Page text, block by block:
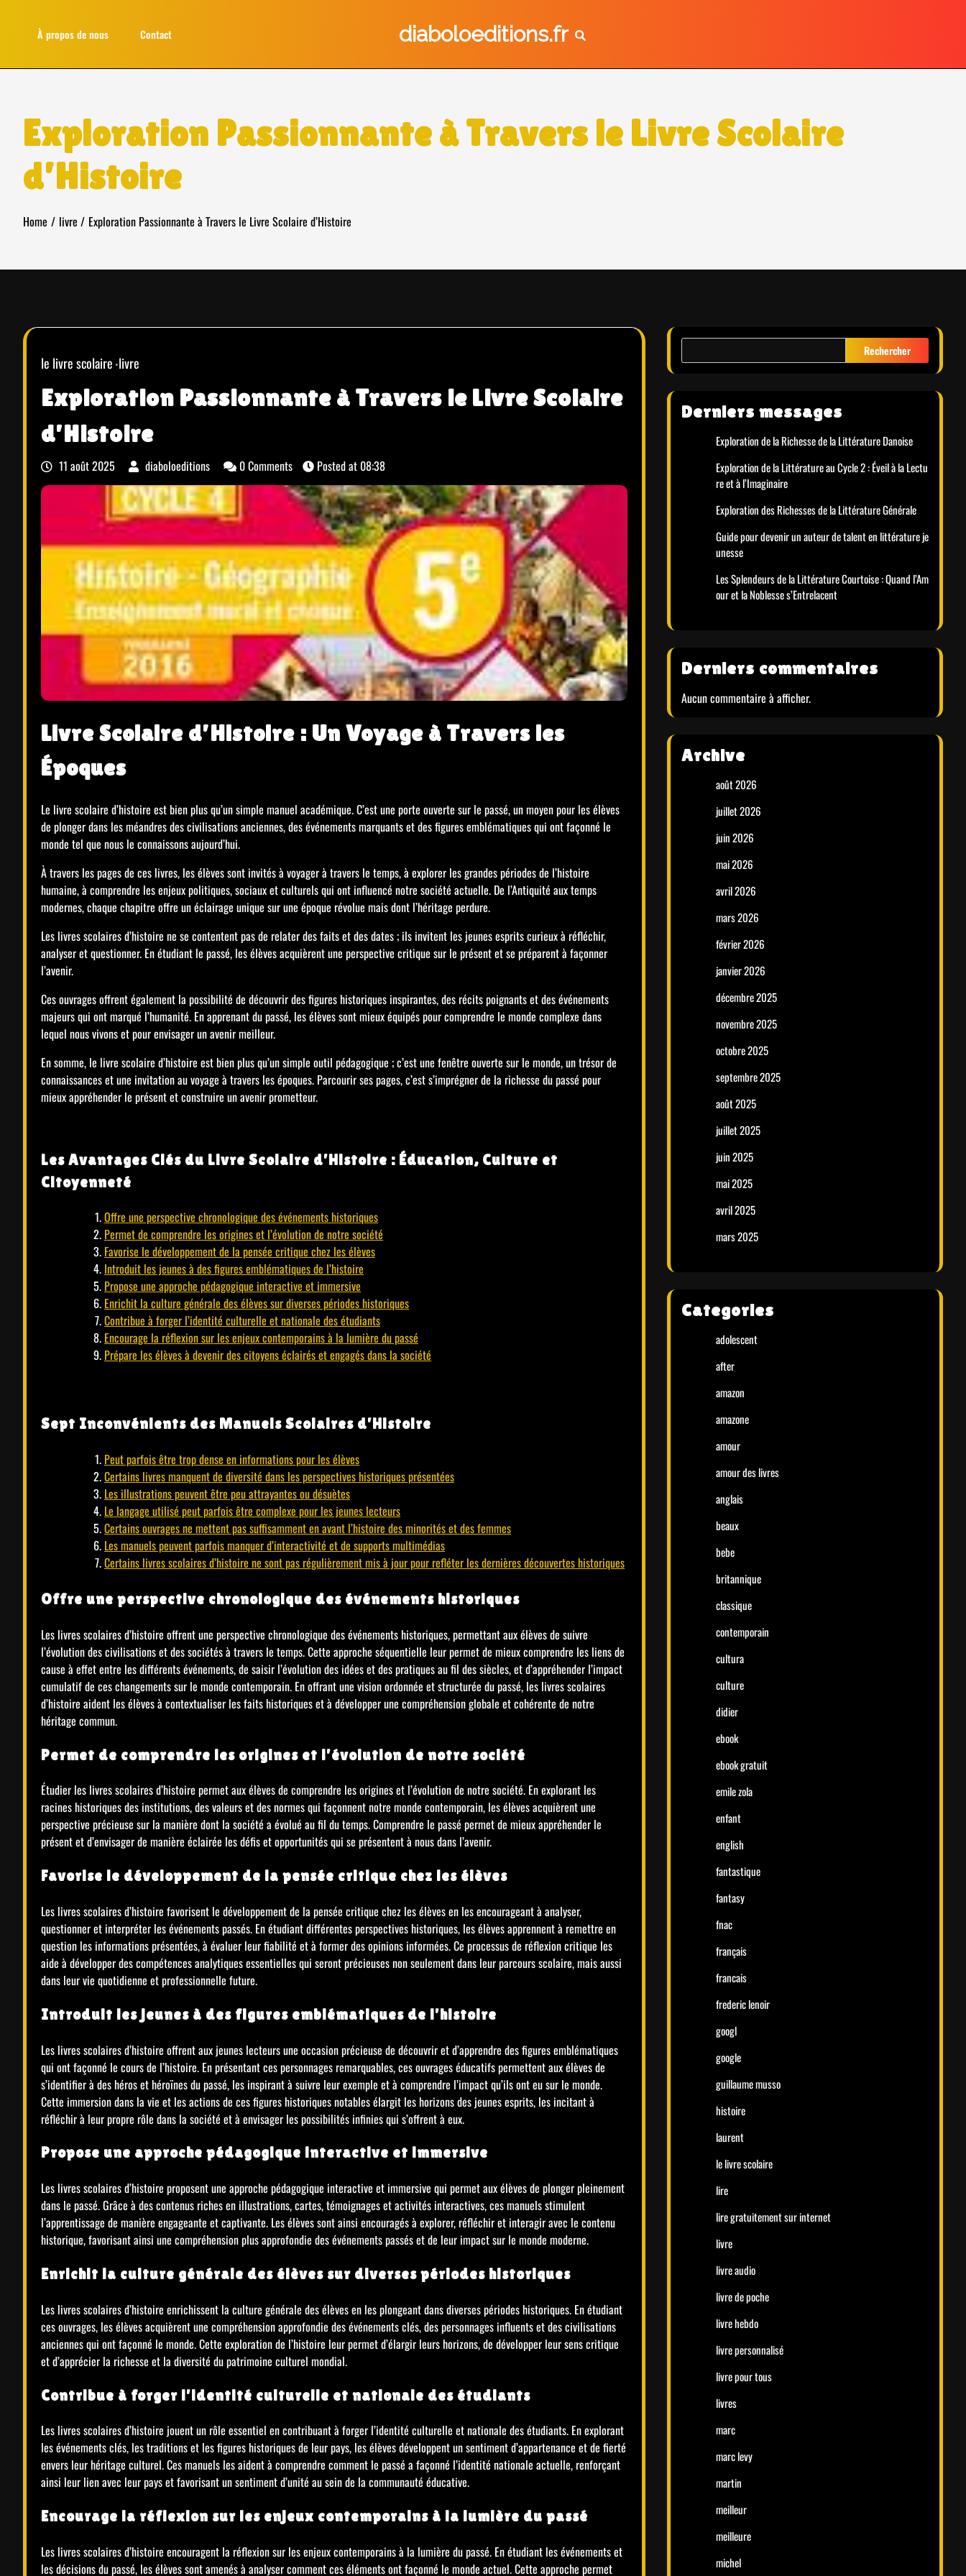
À propos de nous Contact diaboloeditions.fr
Exploration Passionnante à Travers le Livre Scolaire
d’Histoire
Home livre Exploration Passionnante à Travers le Livre Scolaire d’Histoire
le livre scolaire livre
Exploration Passionnante à Travers le Livre Scolaire
d’Histoire
11 août 2025 diaboloeditions 0 Comments Posted at 08:38
Livre Scolaire d’Histoire : Un Voyage à Travers les
Époques
Le livre scolaire d’histoire est bien plus qu’un simple manuel académique. C’est une porte ouverte sur le passé, un moyen pour les élèves
de plonger dans les méandres des civilisations anciennes, des événements marquants et des figures emblématiques qui ont façonné le
monde tel que nous le connaissons aujourd’hui.
À travers les pages de ces livres, les élèves sont invités à voyager à travers le temps, à explorer les grandes périodes de l’histoire
humaine, à comprendre les enjeux politiques, sociaux et culturels qui ont influencé notre société actuelle. De l’Antiquité aux temps
modernes, chaque chapitre offre un éclairage unique sur une époque révolue mais dont l’héritage perdure.
Les livres scolaires d’histoire ne se contentent pas de relater des faits et des dates ; ils invitent les jeunes esprits curieux à réfléchir,
analyser et questionner. En étudiant le passé, les élèves acquièrent une perspective critique sur le présent et se préparent à façonner
l’avenir.
Ces ouvrages offrent également la possibilité de découvrir des figures historiques inspirantes, des récits poignants et des événements
majeurs qui ont marqué l’humanité. En apprenant du passé, les élèves sont mieux équipés pour comprendre le monde complexe dans
lequel nous vivons et pour envisager un avenir meilleur.
En somme, le livre scolaire d’histoire est bien plus qu’un simple outil pédagogique ; c’est une fenêtre ouverte sur le monde, un trésor de
connaissances et une invitation au voyage à travers les époques. Parcourir ses pages, c’est s’imprégner de la richesse du passé pour
mieux appréhender le présent et construire un avenir prometteur.
Les Avantages Clés du Livre Scolaire d’Histoire : Éducation, Culture et
Citoyenneté
Offre une perspective chronologique des événements historiques
Permet de comprendre les origines et l’évolution de notre société
Favorise le développement de la pensée critique chez les élèves
Introduit les jeunes à des figures emblématiques de l’histoire
Propose une approche pédagogique interactive et immersive
Enrichit la culture générale des élèves sur diverses périodes historiques
Contribue à forger l’identité culturelle et nationale des étudiants
Encourage la réflexion sur les enjeux contemporains à la lumière du passé
Prépare les élèves à devenir des citoyens éclairés et engagés dans la société
Sept Inconvénients des Manuels Scolaires d’Histoire
Peut parfois être trop dense en informations pour les élèves
Certains livres manquent de diversité dans les perspectives historiques présentées
Les illustrations peuvent être peu attrayantes ou désuètes
Le langage utilisé peut parfois être complexe pour les jeunes lecteurs
Certains ouvrages ne mettent pas suffisamment en avant l’histoire des minorités et des femmes
Les manuels peuvent parfois manquer d’interactivité et de supports multimédias
Certains livres scolaires d’histoire ne sont pas régulièrement mis à jour pour refléter les dernières découvertes historiques
Offre une perspective chronologique des événements historiques
Les livres scolaires d’histoire offrent une perspective chronologique des événements historiques, permettant aux élèves de suivre
l’évolution des civilisations et des sociétés à travers le temps. Cette approche séquentielle leur permet de mieux comprendre les liens de
cause à effet entre les différents événements, de saisir l’évolution des idées et des pratiques au fil des siècles, et d’appréhender l’impact
cumulatif de ces changements sur le monde contemporain. En offrant une vision ordonnée et structurée du passé, les livres scolaires
d’histoire aident les élèves à contextualiser les faits historiques et à développer une compréhension globale et cohérente de notre
héritage commun.
Permet de comprendre les origines et l’évolution de notre société
Étudier les livres scolaires d’histoire permet aux élèves de comprendre les origines et l’évolution de notre société. En explorant les
racines historiques des institutions, des valeurs et des normes qui façonnent notre monde contemporain, les élèves acquièrent une
perspective précieuse sur la manière dont la société a évolué au fil du temps. Comprendre le passé permet de mieux appréhender le
présent et d’envisager de manière éclairée les défis et opportunités qui se présentent à nous dans l’avenir.
Favorise le développement de la pensée critique chez les élèves
Les livres scolaires d’histoire favorisent le développement de la pensée critique chez les élèves en les encourageant à analyser,
questionner et interpréter les événements passés. En étudiant différentes perspectives historiques, les élèves apprennent à remettre en
question les informations présentées, à évaluer leur fiabilité et à former des opinions informées. Ce processus de réflexion critique les
aide à développer des compétences analytiques essentielles qui seront précieuses non seulement dans leur parcours scolaire, mais aussi
dans leur vie quotidienne et professionnelle future.
Introduit les jeunes à des figures emblématiques de l’histoire
Les livres scolaires d’histoire offrent aux jeunes lecteurs une occasion précieuse de découvrir et d’apprendre des figures emblématiques
qui ont façonné le cours de l’histoire. En présentant ces personnages remarquables, ces ouvrages éducatifs permettent aux élèves de
s’identifier à des héros et héroïnes du passé, les inspirant à suivre leur exemple et à comprendre l’impact qu’ils ont eu sur le monde.
Cette immersion dans la vie et les actions de ces figures historiques notables élargit les horizons des jeunes esprits, les incitant à
réfléchir à leur propre rôle dans la société et à envisager les possibilités infinies qui s’offrent à eux.
Propose une approche pédagogique interactive et immersive
Les livres scolaires d’histoire proposent une approche pédagogique interactive et immersive qui permet aux élèves de plonger pleinement
dans le passé. Grâce à des contenus riches en illustrations, cartes, témoignages et activités interactives, ces manuels stimulent
l’apprentissage de manière engageante et captivante. Les élèves sont ainsi encouragés à explorer, réfléchir et interagir avec le contenu
historique, favorisant ainsi une compréhension plus approfondie des événements passés et de leur impact sur le monde moderne.
Enrichit la culture générale des élèves sur diverses périodes historiques
Les livres scolaires d’histoire enrichissent la culture générale des élèves en les plongeant dans diverses périodes historiques. En étudiant
ces ouvrages, les élèves acquièrent une compréhension approfondie des événements clés, des personnages influents et des civilisations
anciennes qui ont façonné le monde. Cette exploration de l’histoire leur permet d’élargir leurs horizons, de développer leur sens critique
et d’apprécier la richesse et la diversité du patrimoine culturel mondial.
Contribue à forger l’identité culturelle et nationale des étudiants
Les livres scolaires d’histoire jouent un rôle essentiel en contribuant à forger l’identité culturelle et nationale des étudiants. En explorant
les événements clés, les traditions et les figures historiques de leur pays, les élèves développent un sentiment d’appartenance et de fierté
envers leur héritage culturel. Ces manuels les aident à comprendre comment le passé a façonné l’identité nationale actuelle, renforçant
ainsi leur lien avec leur pays et favorisant un sentiment d’unité au sein de la communauté éducative.
Encourage la réflexion sur les enjeux contemporains à la lumière du passé
Les livres scolaires d’histoire encouragent la réflexion sur les enjeux contemporains à la lumière du passé. En étudiant les événements et
les décisions du passé, les élèves sont amenés à analyser comment ces éléments ont façonné le monde actuel. Cette approche permet
Rechercher
Derniers messages
Exploration de la Richesse de la Littérature Danoise
Exploration de la Littérature au Cycle 2 : Éveil à la Lectu
re et à l’Imaginaire
Exploration des Richesses de la Littérature Générale
Guide pour devenir un auteur de talent en littérature je
unesse
Les Splendeurs de la Littérature Courtoise : Quand l’Am
our et la Noblesse s’Entrelacent
Derniers commentaires
Aucun commentaire à afficher.
Archive
août 2026
juillet 2026
juin 2026
mai 2026
avril 2026
mars 2026
février 2026
janvier 2026
décembre 2025
novembre 2025
octobre 2025
septembre 2025
août 2025
juillet 2025
juin 2025
mai 2025
avril 2025
mars 2025
Categories
adolescent
after
amazon
amazone
amour
amour des livres
anglais
beaux
bebe
britannique
classique
contemporain
cultura
culture
didier
ebook
ebook gratuit
emile zola
enfant
english
fantastique
fantasy
fnac
français
francais
frederic lenoir
googl
google
guillaume musso
histoire
laurent
le livre scolaire
lire
lire gratuitement sur internet
livre
livre audio
livre de poche
livre hebdo
livre personnalisé
livre pour tous
livres
marc
marc levy
martin
meilleur
meilleure
michel